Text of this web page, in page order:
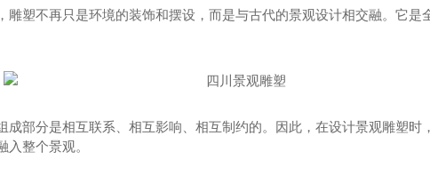
雕塑不再只是环境的装饰和摆设，而是与古代的景观设计相交融。它是
成部分是相互联系、相互影响、相互制约的。因此，在设计景观雕塑时
整个景观。